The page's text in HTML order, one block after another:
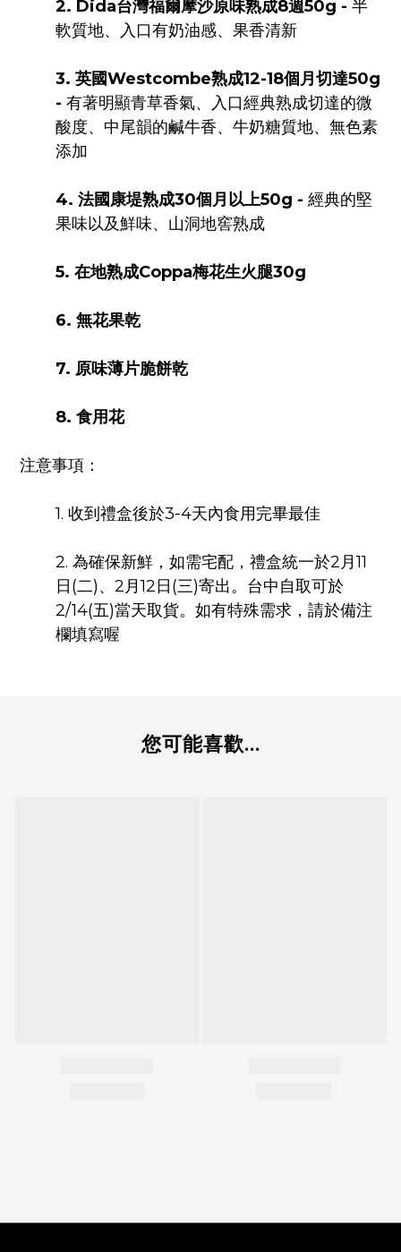
2. Dida台灣福爾摩沙原味熟成8週50g - 半
軟質地、入口有奶油感、果香清新
3. 英國Westcombe熟成12-18個月切達50g
- 有著明顯青草香氣、入口經典熟成切達的微
酸度、中尾韻的鹹牛香、牛奶糖質地、無色素
添加
4. 法國康堤熟成30個月以上50g - 經典的堅
果味以及鮮味、山洞地窖熟成
5. 在地熟成Coppa梅花生火腿30g
6. 無花果乾
7. 原味薄片脆餅乾
8. 食用花
注意事項：
1. 收到禮盒後於3-4天內食用完畢最佳
2. 為確保新鮮，如需宅配，禮盒統一於2月11
日(二)、2月12日(三)寄出。台中自取可於
2/14(五)當天取貨。如有特殊需求，請於備注
欄填寫喔
您可能喜歡...